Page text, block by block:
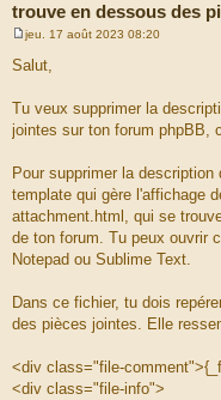
trouve en dessous des
M
e
s
a
g
e
jeu. 17 août 2023 08:20
Salut,
Tu veux supprimer la
jointes sur ton forum phpBB,
Pour supprimer la
template qui gère l'affichage
attachment.html, qui se
de ton forum. Tu peux ouvrir
Notepad ou Sublime Text.
Dans ce fichier, tu dois
des pièces jointes. Elle
<div class="file-
<div class="file-info">